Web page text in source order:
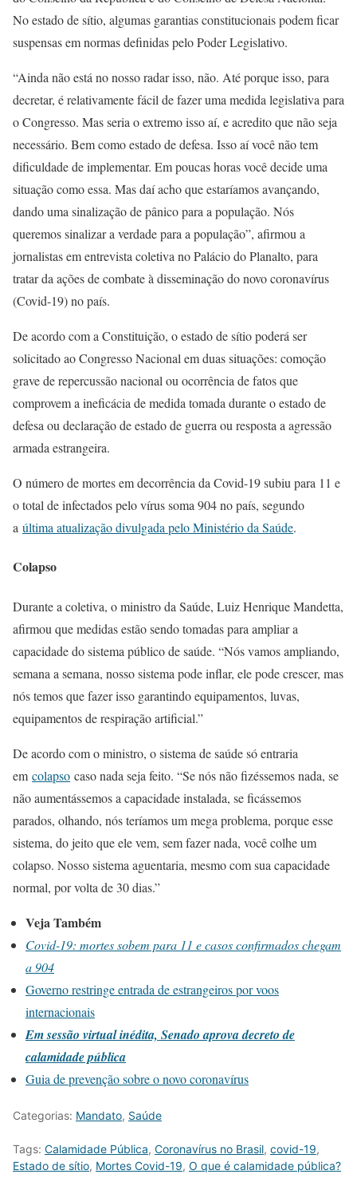
No estado de sítio, algumas garantias constitucionais podem ficar
suspensas em normas definidas pelo Poder Legislativo.
“Ainda não está no nosso radar isso, não. Até porque isso, para
decretar, é relativamente fácil de fazer uma medida legislativa para
o Congresso. Mas seria o extremo isso aí, e acredito que não seja
necessário. Bem como estado de defesa. Isso aí você não tem
dificuldade de implementar. Em poucas horas você decide uma
situação como essa. Mas daí acho que estaríamos avançando,
dando uma sinalização de pânico para a população. Nós
queremos sinalizar a verdade para a população”, afirmou a
jornalistas em entrevista coletiva no Palácio do Planalto, para
tratar da ações de combate à disseminação do novo coronavírus
(Covid-19) no país.
De acordo com a Constituição, o estado de sítio poderá ser
solicitado ao Congresso Nacional em duas situações: comoção
grave de repercussão nacional ou ocorrência de fatos que
comprovem a ineficácia de medida tomada durante o estado de
defesa ou declaração de estado de guerra ou resposta a agressão
armada estrangeira.
O número de mortes em decorrência da Covid-19 subiu para 11 e
o total de infectados pelo vírus soma 904 no país, segundo
a última atualização divulgada pelo Ministério da Saúde.
Colapso
Durante a coletiva, o ministro da Saúde, Luiz Henrique Mandetta,
afirmou que medidas estão sendo tomadas para ampliar a
capacidade do sistema público de saúde. “Nós vamos ampliando,
semana a semana, nosso sistema pode inflar, ele pode crescer, mas
nós temos que fazer isso garantindo equipamentos, luvas,
equipamentos de respiração artificial.”
De acordo com o ministro, o sistema de saúde só entraria
em colapso caso nada seja feito. “Se nós não fizéssemos nada, se
não aumentássemos a capacidade instalada, se ficássemos
parados, olhando, nós teríamos um mega problema, porque esse
sistema, do jeito que ele vem, sem fazer nada, você colhe um
colapso. Nosso sistema aguentaria, mesmo com sua capacidade
normal, por volta de 30 dias.”
Veja Também
Covid-19: mortes sobem para 11 e casos confirmados chegam
a 904
Governo restringe entrada de estrangeiros por voos
internacionais
Em sessão virtual inédita, Senado aprova decreto de
calamidade pública
Guia de prevenção sobre o novo coronavírus
Categorias: Mandato, Saúde
Tags: Calamidade Pública, Coronavírus no Brasil, covid-19,
Estado de sítio, Mortes Covid-19, O que é calamidade pública?